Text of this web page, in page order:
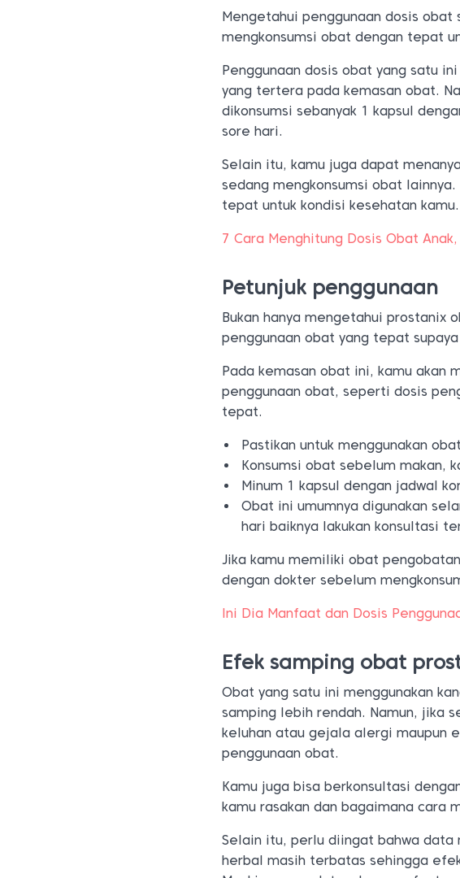
Mengetahui penggunaan dosis
mengkonsumsi obat dengan tepat
Penggunaan dosis obat yang satu
yang tertera pada kemasan obat.
dikonsumsi sebanyak 1 kapsul
sore hari.
Selain itu, kamu juga dapat
sedang mengkonsumsi obat
tepat untuk kondisi kesehatan kamu.
7 Cara Menghitung Dosis Obat
Petunjuk penggunaan
Bukan hanya mengetahui prostanix
penggunaan obat yang tepat
Pada kemasan obat ini, kamu akan
penggunaan obat, seperti dosis
tepat.
Pastikan untuk menggunakan
Konsumsi obat sebelum makan,
Minum 1 kapsul dengan jadwal
Obat ini umumnya digunakan
hari baiknya lakukan konsultasi
Jika kamu memiliki obat
dengan dokter sebelum
Ini Dia Manfaat dan Dosis
Efek samping obat
Obat yang satu ini menggunakan
samping lebih rendah. Namun, jika
keluhan atau gejala alergi maupun
penggunaan obat.
Kamu juga bisa berkonsultasi
kamu rasakan dan bagaimana cara
Selain itu, perlu diingat bahwa
herbal masih terbatas sehingga